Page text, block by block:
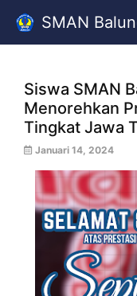
SMAN
Siswa SMAN
Menorehkan
Tingkat Jawa
Januari 14, 2024